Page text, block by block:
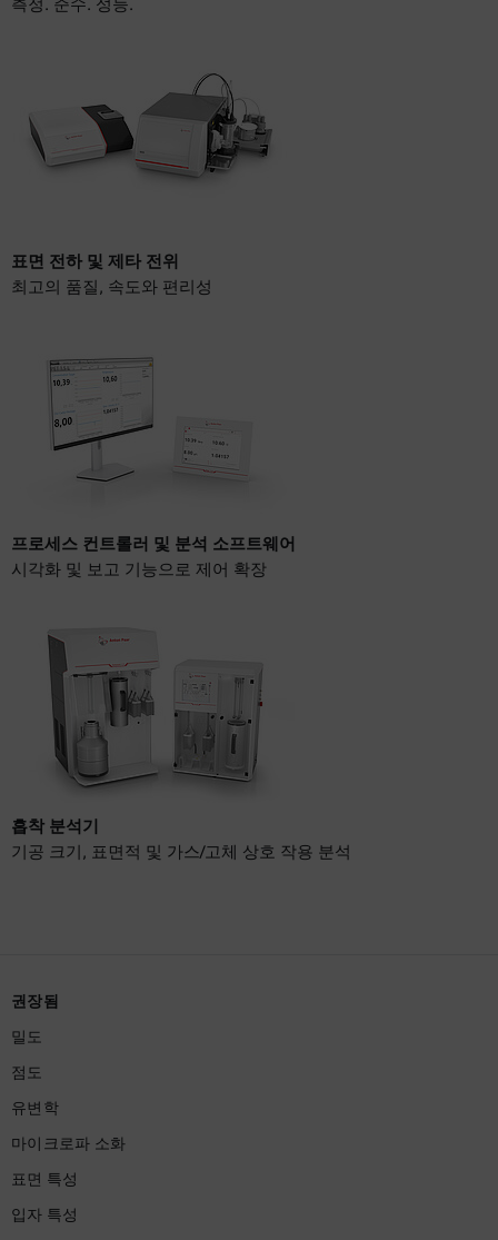
측정. 준수. 성능.
표면 전하 및 제타 전위
최고의 품질, 속도와 편리성
프로세스 컨트롤러 및 분석 소프트웨어
시각화 및 보고 기능으로 제어 확장
흡착 분석기
기공 크기, 표면적 및 가스/고체 상호 작용 분석
권장됨
밀도
점도
유변학
마이크로파 소화
표면 특성
입자 특성